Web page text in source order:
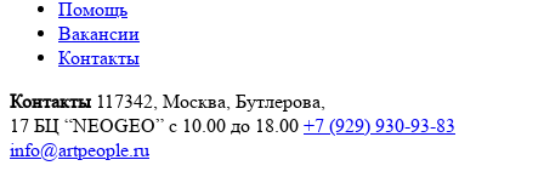
Помощь
Вакансии
Контакты
Контакты 117342, Москва, Бутлерова,
17 БЦ “NEOGEO” с 10.00 до 18.00 +7 (929) 930-93-83
info@artpeople.ru